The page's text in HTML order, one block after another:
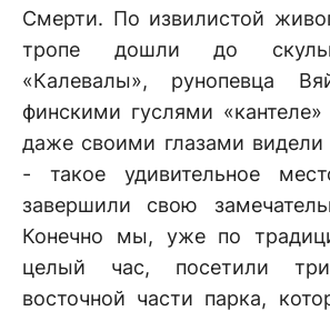
Смерти. По извилистой
тропе дошли до
«Калевалы», рунопевца
финскими гуслями
даже своими глазами видели
- такое удивительное
завершили свою
Конечно мы, уже по
целый час, посетили
восточной части парка,